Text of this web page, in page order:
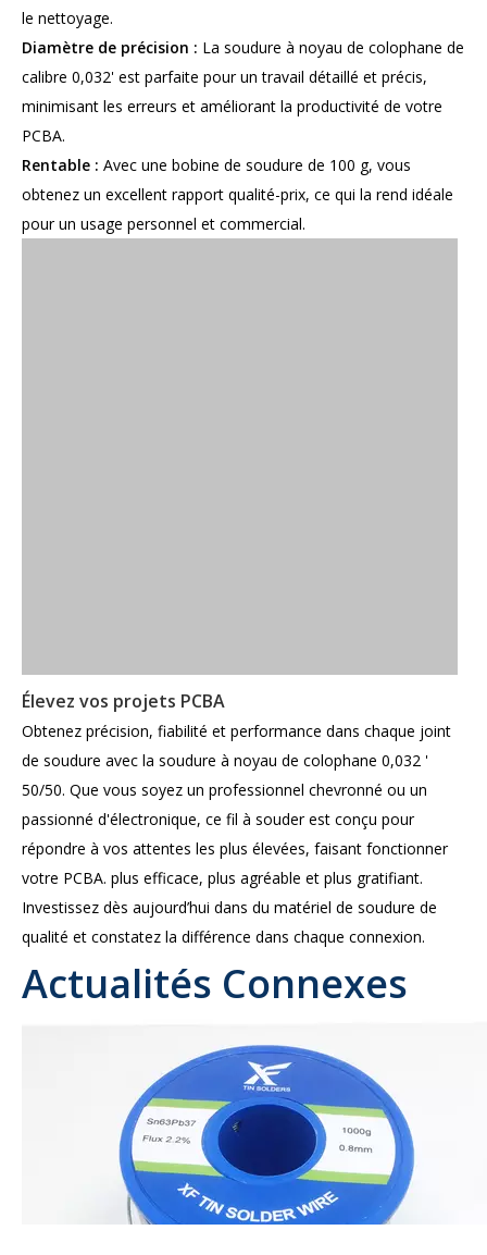
le nettoyage.
Diamètre de précision : La soudure à noyau de colophane de
calibre 0,032' est parfaite pour un travail détaillé et précis,
minimisant les erreurs et améliorant la productivité de votre
PCBA.
Rentable : Avec une bobine de soudure de 100 g, vous
obtenez un excellent rapport qualité-prix, ce qui la rend idéale
pour un usage personnel et commercial.
Élevez vos projets PCBA
Obtenez précision, fiabilité et performance dans chaque joint
de soudure avec la soudure à noyau de colophane 0,032 '
50/50. Que vous soyez un professionnel chevronné ou un
passionné d'électronique, ce fil à souder est conçu pour
répondre à vos attentes les plus élevées, faisant fonctionner
votre PCBA. plus efficace, plus agréable et plus gratifiant.
Investissez dès aujourd’hui dans du matériel de soudure de
qualité et constatez la différence dans chaque connexion.
Si vous recherchez un fournisseur ou un fabricant pour la
soudure à noyau de colophane 0,032' 50/50 100g pour PCBA
xfsolder@gmail.comouxfsolder@163.com
WhatsApp/Wechat : 008613450770997
Actualités Connexes